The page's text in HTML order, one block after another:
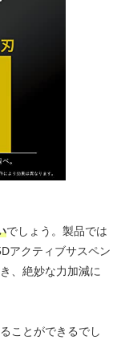
でしょう。製品では
アクティブサスペン
、絶妙な力加減に
ことができるでし